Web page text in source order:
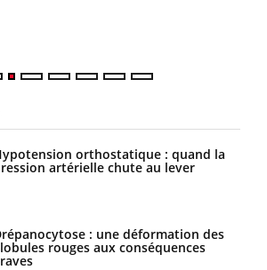
orthostatique : quand la
artérielle chute au lever
: une déformation des
rouges aux conséquences